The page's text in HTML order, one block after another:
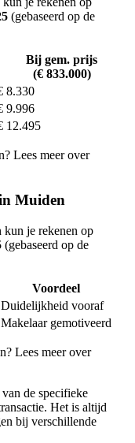
(gebaseerd op de
Bij gem. prijs
(€ 833.000)
8.330
9.996
12.495
Lees meer over
Muiden
je rekenen op
(gebaseerd op de
Voordeel
Duidelijkheid vooraf
Makelaar gemotiveerd
Lees meer over
de specifieke
Het is altijd
bij verschillende